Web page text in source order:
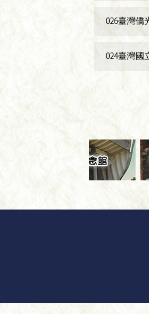
026臺灣僑
024臺灣國